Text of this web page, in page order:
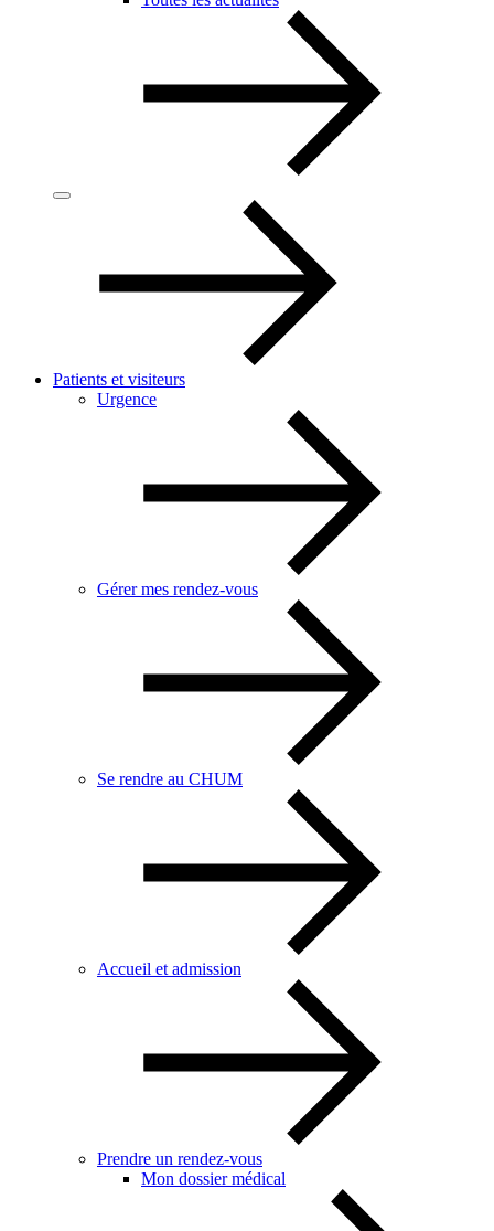
Patients et visiteurs
Urgence
Gérer mes rendez-vous
Se rendre au CHUM
Accueil et admission
Prendre un rendez-vous
Mon dossier médical